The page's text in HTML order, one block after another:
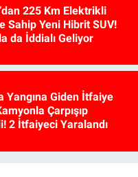
225 Km Elektrikli
Sahip Yeni Hibrit SUV!
da İddialı Geliyor
Yangına Giden İtfaiye
Çarpışıp
2 İtfaiyeci Yaralandı